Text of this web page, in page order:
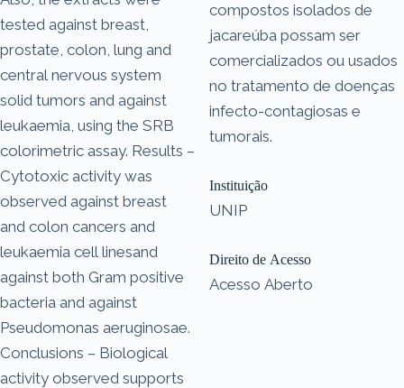
tested against breast,
prostate, colon, lung and
central nervous system
solid tumors and against
leukaemia, using the SRB
colorimetric assay. Results –
Cytotoxic activity was
observed against breast
and colon cancers and
leukaemia cell linesand
against both Gram positive
bacteria and against
Pseudomonas aeruginosae.
Conclusions – Biological
activity observed supports
compostos isolados de
jacareúba possam ser
comercializados ou usados
no tratamento de doenças
infecto-contagiosas e
tumorais.
Instituição
UNIP
Direito de Acesso
Acesso Aberto